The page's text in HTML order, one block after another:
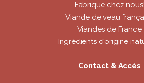
Fabriqué chez nous!
Viande de veau
Viandes de France
Ingrédients d'origine
Contact & Accès